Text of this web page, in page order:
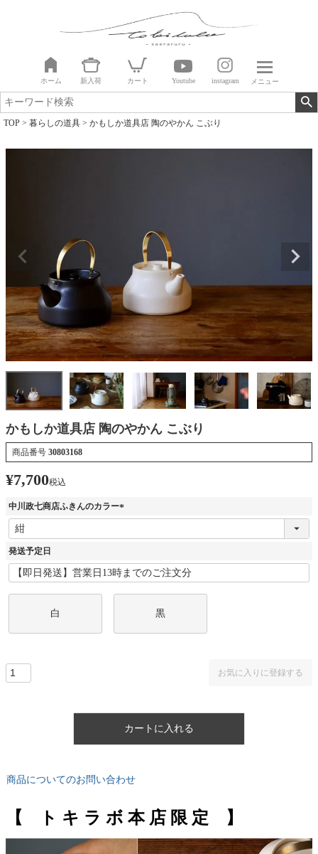
ホーム 新入荷 カート Youtube instagram メニュー
TOP 暮らしの道具 かもしか道具店 陶のやかん こぶり
かもしか道具店 陶のやかん こぶり
商品番号 30803168
¥7,700税込
中川政七商店ふきんのカラー
(
発送予定日
白 黒
お気に入りに登録する
カートに入れる
商品についてのお問い合わせ
【 ト キ ラ ボ 本 店 限 定 】